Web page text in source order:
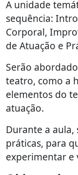
A unidade
sequência:
Corporal,
de Atuação e
Serão
teatro, como a
elementos do
atuação.
Durante a aula,
práticas, para
experimentar e